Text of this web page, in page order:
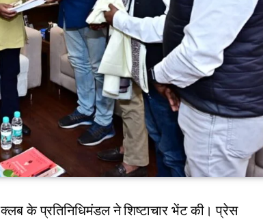
के प्रतिनिधिमंडल ने शिष्टाचार भेंट की। प्रेस